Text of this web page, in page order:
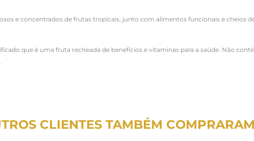
e concentrados de frutas tropicais, junto com alimentos funcionais e cheios
que é uma fruta recheada de benefícios e vitaminas para a saúde. Não
CLIENTES TAMBÉM COMPRARAM